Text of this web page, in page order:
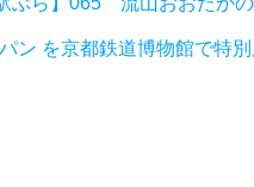
ン を京都鉄道博物館で特